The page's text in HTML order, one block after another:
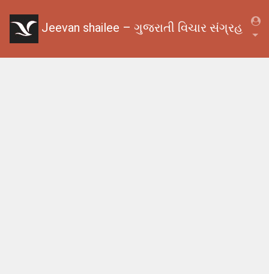
Jeevan shailee – ગુજરાતી વિચાર સંગ્રહ